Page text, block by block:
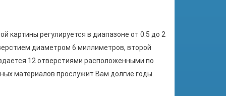
картины регулируется в диапазоне от 0.5 до 2
диаметром 6 миллиметров, второй
12 отверстиями расположенными по
материалов прослужит Вам долгие годы.